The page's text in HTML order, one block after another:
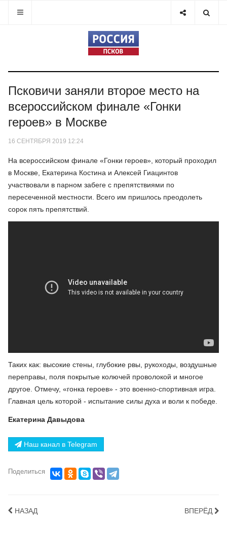
Псковичи заняли второе место на
всероссийском финале «Гонки
героев» в Москве
16 СЕНТЯБРЯ 2019 12:24
На всероссийском финале «Гонки героев», который проходил
в Москве, Екатерина Костина и Алексей Гиацинтов
участвовали в парном забеге с препятствиями по
пересеченной местности. Всего им пришлось преодолеть
сорок пять препятствий.
Таких как: высокие стены, глубокие рвы, рукоходы, воздушные
переправы, поля покрытые колючей проволокой и многое
другое. Отмечу, «гонка героев» - это военно-спортивная игра.
Главная цель которой - испытание силы духа и воли к победе.
Екатерина Давыдова
Наш канал в Telegram
Поделиться
НАЗАД ВПЕРЁД